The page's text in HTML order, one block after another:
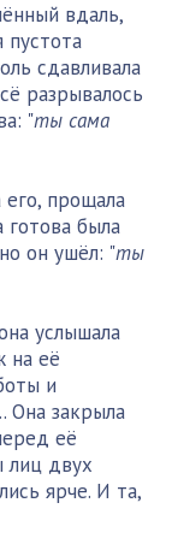
вдаль,
пустота
сдавливала
разрывалось
"ты сама
прощала
готова была
он ушёл: "ты
услышала
на её
и
Она закрыла
её
лиц двух
ярче. И та,